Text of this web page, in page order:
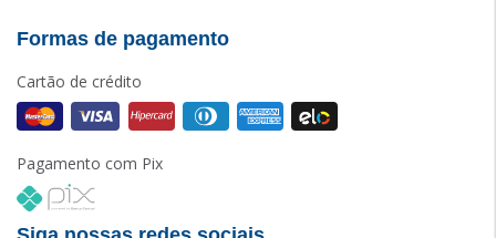
Formas de pagamento
Cartão de crédito
Pagamento com Pix